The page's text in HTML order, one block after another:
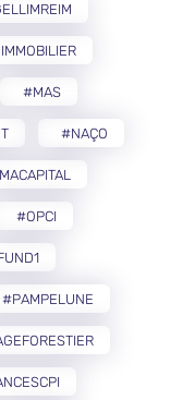
#MAS
#NAÇO
#OPCI
#PAMPELUNE